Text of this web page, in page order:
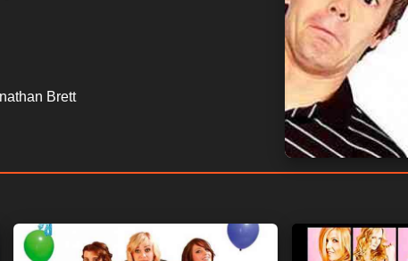
Wir respektieren Ihre
unsere Partner speichern und/oder greifen auf Informationen wie
personenbezogene Daten wie eindeutige Kennungen und
durch uns und unsere Partner zuzustimmen.
zugreifen und Ihre Einstellungen ändern, bevor Sie der
Brett